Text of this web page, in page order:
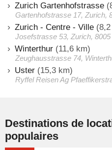
Zurich Gartenhofstrasse
Gartenhofstrasse 17, Zurich,
Zurich - Centre - Ville
Josefstrasse 53, Zurich, 8005
Winterthur (11,6 km)
Zeughausstrasse 74,
Uster (15,3 km)
Ryffel Reisen Ag
Destinations de
populaires